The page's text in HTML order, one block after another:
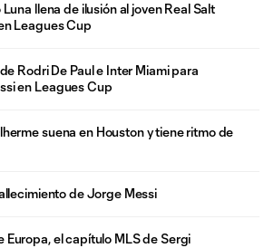
llena de ilusión al joven Real Salt
Leagues Cup
Rodri De Paul e Inter Miami para
en Leagues Cup
suena en Houston y tiene ritmo de
de Jorge Messi
Europa, el capítulo MLS de Sergi